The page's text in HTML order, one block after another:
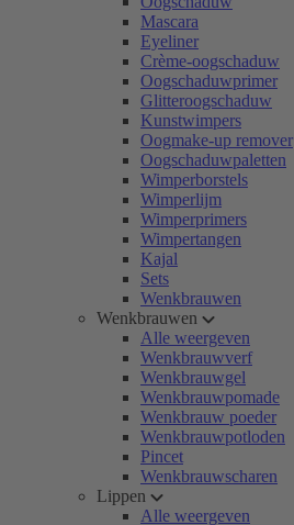
Mascara
Eyeliner
Crème-oogschaduw
Oogschaduwprimer
Glitteroogschaduw
Kunstwimpers
Oogmake-up remover
Oogschaduwpaletten
Wimperborstels
Wimperlijm
Wimperprimers
Wimpertangen
Kajal
Sets
Wenkbrauwen
Wenkbrauwen
Alle weergeven
Wenkbrauwverf
Wenkbrauwgel
Wenkbrauwpomade
Wenkbrauw poeder
Wenkbrauwpotloden
Pincet
Wenkbrauwscharen
Lippen
Alle weergeven